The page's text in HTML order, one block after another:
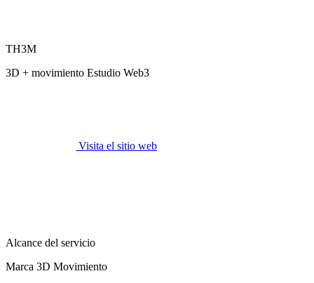
TH3M
3D + movimiento Estudio Web3
Visita el sitio web
Alcance del servicio
Marca 3D Movimiento